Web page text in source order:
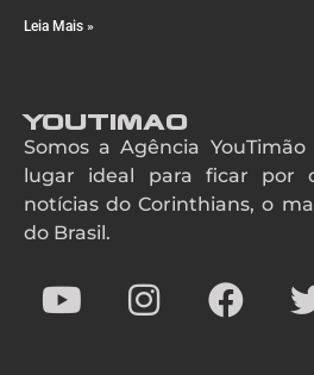
Leia Mais »
YouTimao
Somos a Agência
lugar ideal para ficar por
notícias do Corinthians, o
do Brasil.